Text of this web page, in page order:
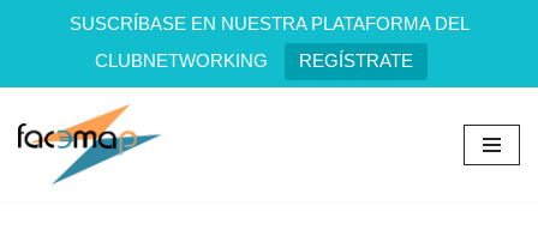
SUSCRÍBASE EN NUESTRA PLATAFORMA DEL
CLUBNETWORKING
REGÍSTRATE
Saltar